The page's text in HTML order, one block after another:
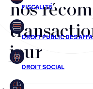
Fiscalité
Droit public des affaires
Droit social
nos
jour